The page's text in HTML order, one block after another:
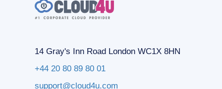
14 Gray's Inn Road London WC1X 8HN
+44 20 80 89 80 01
support@cloud4u.com